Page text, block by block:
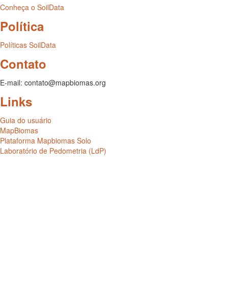
Conheça o SoilData
Política
Políticas SoilData
Contato
E-mail: contato@mapbiomas.org
Links
Guia do usuário
MapBiomas
Plataforma Mapbiomas Solo
Laboratório de Pedometria (LdP)